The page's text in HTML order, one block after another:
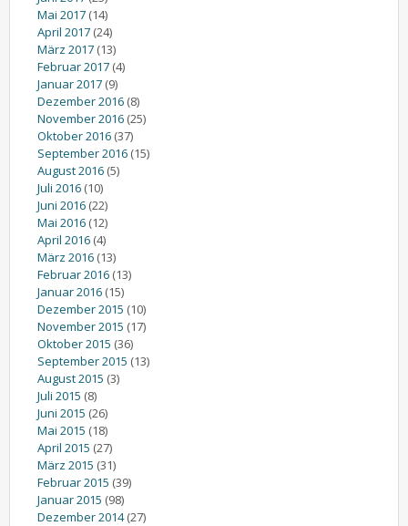
Mai 2017 (14)
April 2017 (24)
März 2017 (13)
Februar 2017 (4)
Januar 2017 (9)
Dezember 2016 (8)
November 2016 (25)
Oktober 2016 (37)
September 2016 (15)
August 2016 (5)
Juli 2016 (10)
Juni 2016 (22)
Mai 2016 (12)
April 2016 (4)
März 2016 (13)
Februar 2016 (13)
Januar 2016 (15)
Dezember 2015 (10)
November 2015 (17)
Oktober 2015 (36)
September 2015 (13)
August 2015 (3)
Juli 2015 (8)
Juni 2015 (26)
Mai 2015 (18)
April 2015 (27)
März 2015 (31)
Februar 2015 (39)
Januar 2015 (98)
Dezember 2014(27)